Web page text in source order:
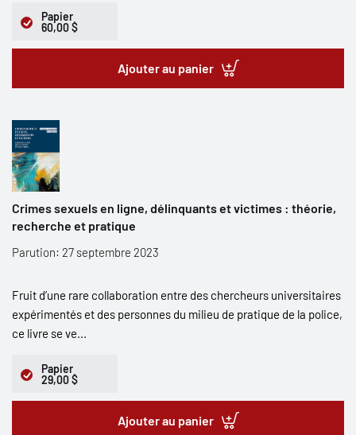
Papier
60,00 $
Ajouter au panier
Crimes sexuels en ligne, délinquants et victimes : théorie,
recherche et pratique
Parution: 27 septembre 2023
Fruit d’une rare collaboration entre des chercheurs universitaires
expérimentés et des personnes du milieu de pratique de la police,
ce livre se ve...
Papier
29,00 $
Ajouter au panier